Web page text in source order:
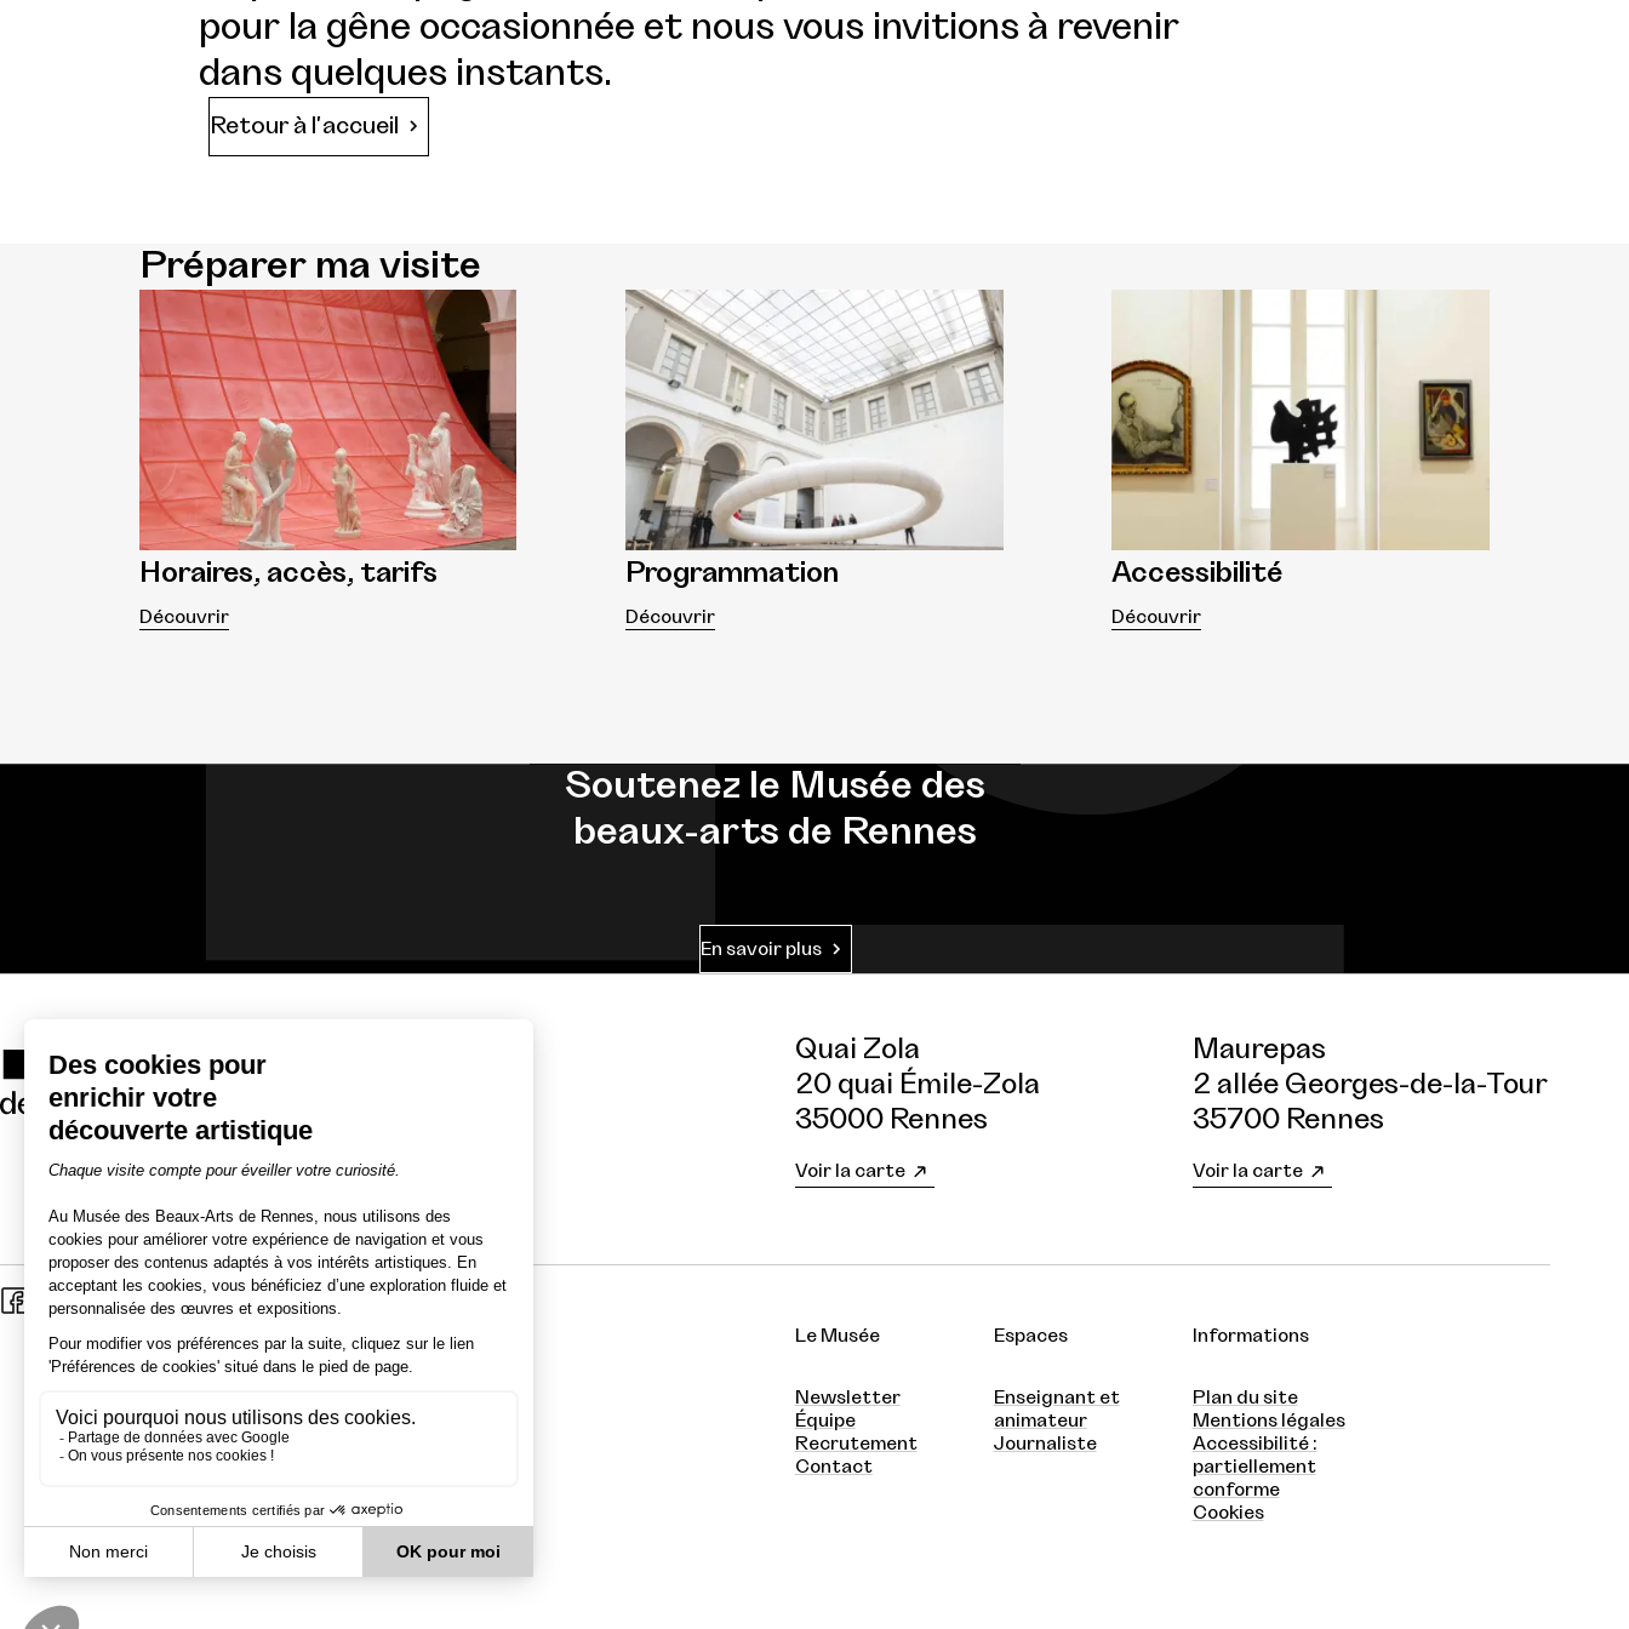
pour la gêne occasionnée et nous vous invitions à revenir
dans quelques instants.
Retour à l'accueil
Préparer ma visite
Horaires, accès, tarifs
Découvrir
Programmation
Découvrir
Accessibilité
Découvrir
Soutenez le Musée des
beaux-arts de Rennes
En savoir plus
Quai Zola
20 quai Émile-Zola
35000 Rennes
Voir la carte
Maurepas
2 allée Georges-de-la-Tour
35700 Rennes
Voir la carte
Le Musée
Newsletter
Équipe
Recrutement
Contact
Espaces
Enseignant et
animateur
Journaliste
Informations
Plan du site
Mentions légales
Accessibilité :
partiellement
conforme
Cookies